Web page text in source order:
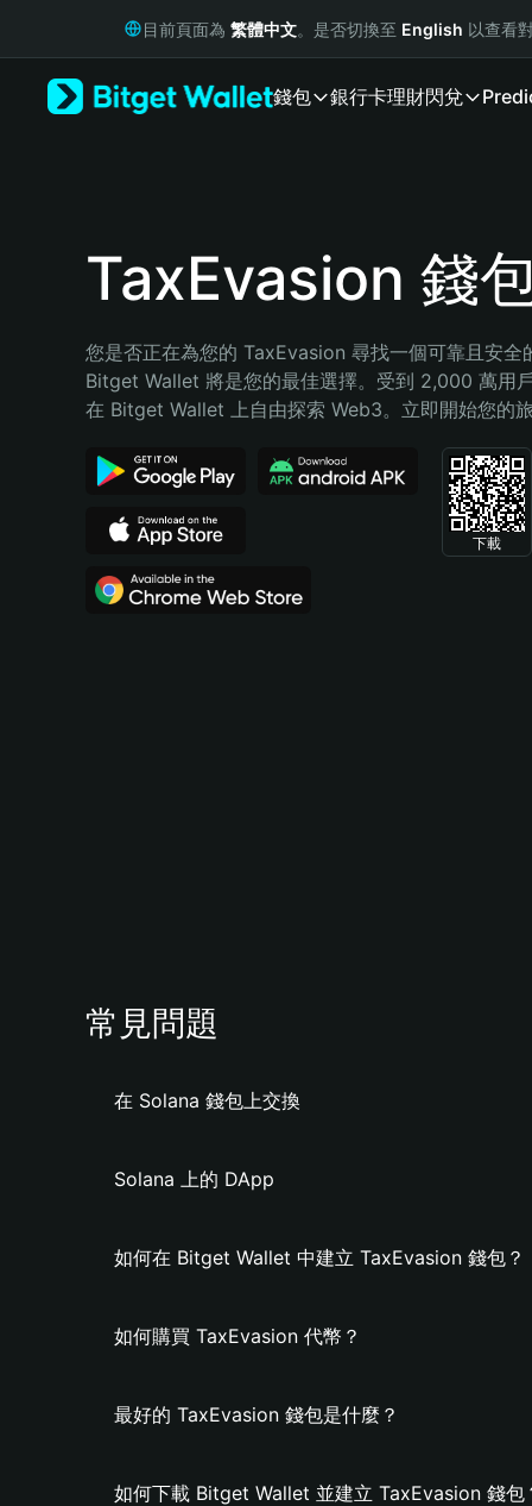
Русский
Bahasa Indonesia
Español (Argentina)
目前頁面為 繁體中文。是否切換至 English 以查看
錢包 銀行卡理財閃兌
TaxEvasion 錢
您是否正在為您的 TaxEvasion 尋找一個可靠且安全
Bitget Wallet 將是您的最佳選擇。受到 2,000 萬用
在 Bitget Wallet 上自由探索 Web3。立即開始您的
下載
常見問題
在 Solana 錢包上交換
Solana 上的 DApp
如何在 Bitget Wallet 中建立 TaxEvasion 錢包？
如何購買 TaxEvasion 代幣？
最好的 TaxEvasion 錢包是什麼？
如何下載 Bitget Wallet 並建立 TaxEvasion 錢包